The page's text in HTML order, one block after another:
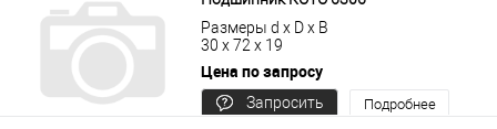
Размеры d x D x B
30 x 72 x 19
Цена по запросу
Запросить
Подробнее